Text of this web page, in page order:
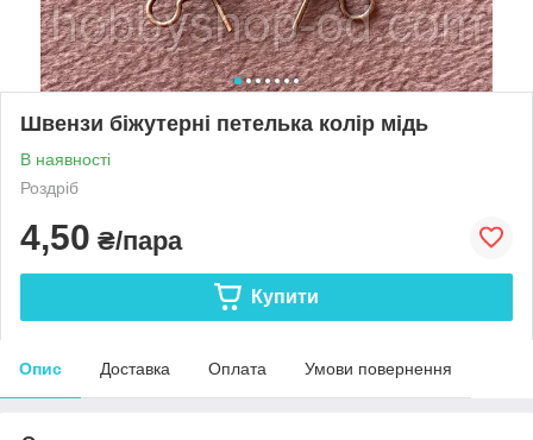
Швензи біжутерні петелька колір мідь
В наявності
Роздріб
4,50 ₴/пара
Купити
Опис Доставка Оплата Умови повернення